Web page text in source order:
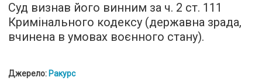
Суд визнав його винним за ч. 2 ст. 111
Кримінального кодексу (державна зрада,
вчинена в умовах воєнного стану).
Джерело: Ракурс